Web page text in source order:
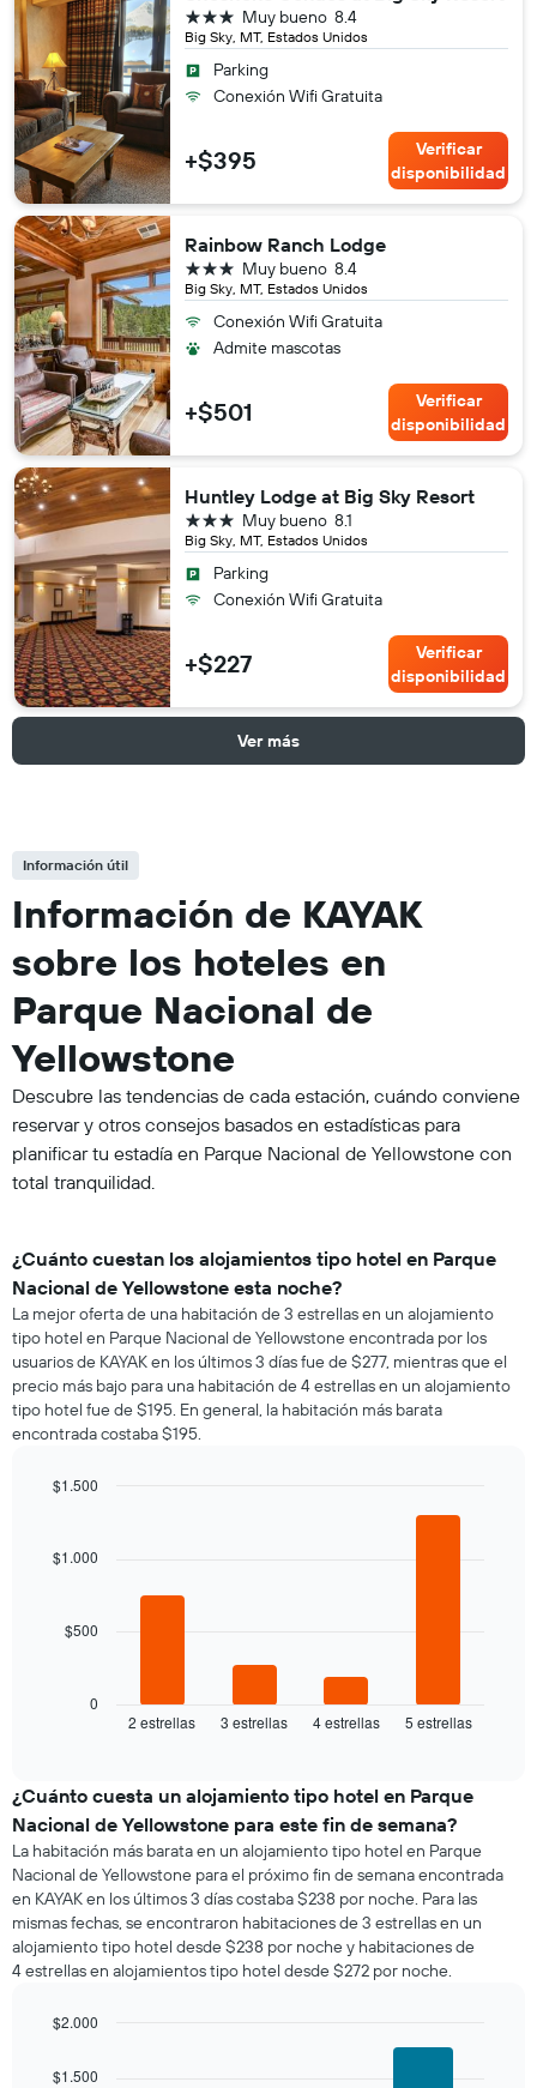
Big Sky, MT, Estados Unidos
8.4
Muy bueno
3 estrellas
Parking
Conexión Wifi Gratuita
+$395
Verificar
disponibilidad
Rainbow Ranch Lodge
Big Sky, MT, Estados Unidos
8.4
Muy bueno
3 estrellas
Conexión Wifi Gratuita
Admite mascotas
+$501
Verificar
disponibilidad
Huntley Lodge at Big Sky Resort
Big Sky, MT, Estados Unidos
8.1
Muy bueno
3 estrellas
Parking
Conexión Wifi Gratuita
+$227
Verificar
disponibilidad
Ver más
Información útil
Información de KAYAK
sobre los hoteles en
Parque Nacional de
Yellowstone
Descubre las tendencias de cada estación, cuándo conviene
reservar y otros consejos basados en estadísticas para
planificar tu estadía en Parque Nacional de Yellowstone con
total tranquilidad.
¿Cuánto cuestan los alojamientos tipo hotel en Parque
Nacional de Yellowstone esta noche?
La mejor oferta de una habitación de 3 estrellas en un alojamiento
tipo hotel en Parque Nacional de Yellowstone encontrada por los
usuarios de KAYAK en los últimos 3 días fue de $277, mientras que el
precio más bajo para una habitación de 4 estrellas en un alojamiento
tipo hotel fue de $195. En general, la habitación más barata
encontrada costaba $195.
with
muestra
de
una
habitación
para
esta
noche,
calculado
a
partir
los
3 días
2 estrellas 3 estrellas 4 estrellas 5 estrellas
0
$500
$1.000
$1.500
¿Cuánto cuesta un alojamiento tipo hotel en Parque
Nacional de Yellowstone para este fin de semana?
La habitación más barata en un alojamiento tipo hotel en Parque
Nacional de Yellowstone para el próximo fin de semana encontrada
en KAYAK en los últimos 3 días costaba $238 por noche. Para las
mismas fechas, se encontraron habitaciones de 3 estrellas en un
alojamiento tipo hotel desde $238 por noche y habitaciones de
4 estrellas en alojamientos tipo hotel desde $272 por noche.
$1.500
$2.000